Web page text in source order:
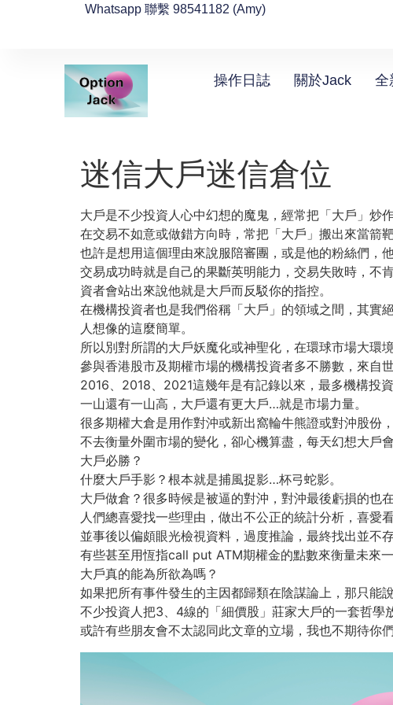
Whatsapp 聯繫 98541182 (Amy)
操作日誌 關於Jack 全
迷信大戶迷信倉位
大戶是不少投資人心中幻想的魔鬼，經常把「大戶」炒
在交易不如意或做錯方向時，常把「大戶」搬出來當箭
也許是想用這個理由來說服陪審團，或是他的粉絲們，
交易成功時就是自己的果斷英明能力，交易失敗時，不
資者會站出來說他就是大戶而反駁你的指控。
在機構投資者也是我們俗稱「大戶」的領域之間，其實
人想像的這麼簡單。
所以別對所謂的大戶妖魔化或神聖化，在環球市場大環
參與香港股市及期權市場的機構投資者多不勝數，來自
2016、2018、2021這幾年是有記錄以來，最多機構投
一山還有一山高，大戶還有更大戶…就是市場力量。
很多期權大倉是用作對沖或新出窩輪牛熊證或對沖股份
不去衡量外圍市場的變化，卻心機算盡，每天幻想大戶會
大戶必勝？
什麼大戶手影？根本就是捕風捉影…杯弓蛇影。
大戶做倉？很多時候是被逼的對沖，對沖最後虧損的也在
人們總喜愛找一些理由，做出不公正的統計分析，喜愛
並事後以偏頗眼光檢視資料，過度推論，最終找出並不
有些甚至用恆指call put ATM期權金的點數來衡量未來
大戶真的能為所欲為嗎？
如果把所有事件發生的主因都歸類在陰謀論上，那只能
不少投資人把3、4線的「細價股」莊家大戶的一套哲學
或許有些朋友會不太認同此文章的立場，我也不期待你